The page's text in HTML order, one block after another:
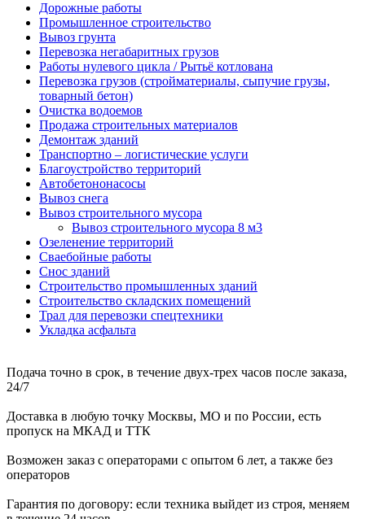
Дорожные работы
Промышленное строительство
Вывоз грунта
Перевозка негабаритных грузов
Работы нулевого цикла / Рытьё котлована
Перевозка грузов (стройматериалы, сыпучие грузы,
товарный бетон)
Очистка водоемов
Продажа строительных материалов
Демонтаж зданий
Транспортно – логистические услуги
Благоустройство территорий
Автобетононасосы
Вывоз снега
Вывоз строительного мусора
Вывоз строительного мусора 8 м3
Озеленение территорий
Сваебойные работы
Снос зданий
Строительство промышленных зданий
Строительство складских помещений
Трал для перевозки спецтехники
Укладка асфальта
Подача точно в срок, в течение двух-трех часов после заказа,
24/7
Доставка в любую точку Москвы, МО и по России, есть
пропуск на МКАД и ТТК
Возможен заказ с операторами с опытом 6 лет, а также без
операторов
Гарантия по договору: если техника выйдет из строя, меняем